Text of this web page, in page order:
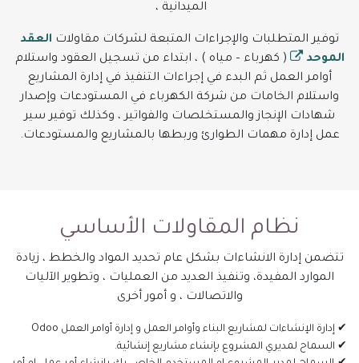
الميدانية ،
توفير المتطلبات والإجراءات المتبعة لشركات مقاولات العقد
الموحد
( كهرباء – مياه ) ، ابتداء من تسجيل العقود واستلام
أوامر العمل ثم البدء في إجراءات التنفيذ في إدارة المشاريع
واستلام الخامات من شركة الكهرباء في المستودعات وإصدار
شهادات الإنجاز والمستخلصات والفواتير ، وكذلك توفير سير
عمل إدارة مهمات الطوارئ وربطها بالمشاريع والمستودعات.
نظام المقاولات الأساسي
تتضمن إدارة الانشاءات بشكل عام تحديد المواد والخطط ، زيادة
الموارد المفيدة، وتنفيذ العديد من العمليات ، وتطوير الآليات
والاتصالات ، و أمور أخرى
✔ إدارة الإنشاءات لمشاريع البناء وأوامر العمل و إدارة أوامر العمل Odoo
✔ السماح لمديري المشروع بإنشاء مشاريع إنشائية.